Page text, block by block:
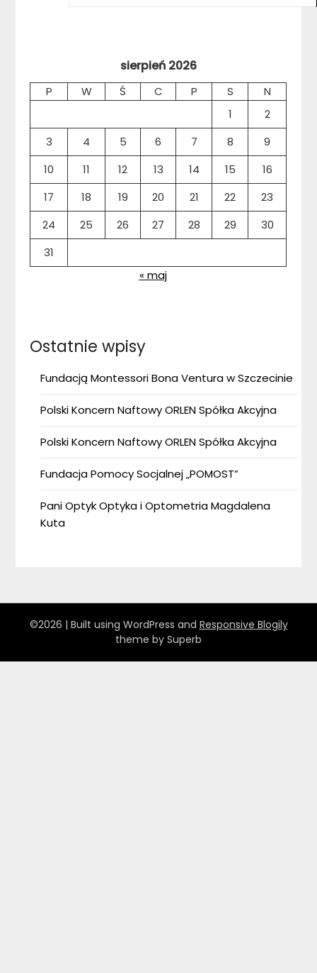
sierpień 2026
P W Ś C P S
N
1
2
3
4 5 6 7 8
9
10
11 12 13 14 15
16
17
18 19 20 21 22
23
24
25 26 27 28 29
30
31
« maj
Ostatnie wpisy
Fundacją Montessori Bona Ventura w Szczecinie
Polski Koncern Naftowy ORLEN Spółka Akcyjna
Polski Koncern Naftowy ORLEN Spółka Akcyjna
Fundacja Pomocy Socjalnej „POMOST”
Pani Optyk Optyka i Optometria Magdalena
Kuta
©2026 | Built using WordPress and Responsive Blogily
theme by Superb